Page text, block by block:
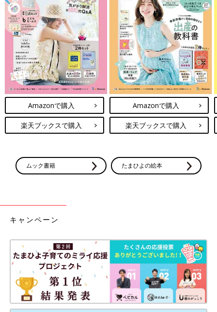
Amazonで購入
楽天ブックスで購入
Amazonで購入
楽天ブックスで購入
ムック書籍 たまひよの絵本
キャンペーン